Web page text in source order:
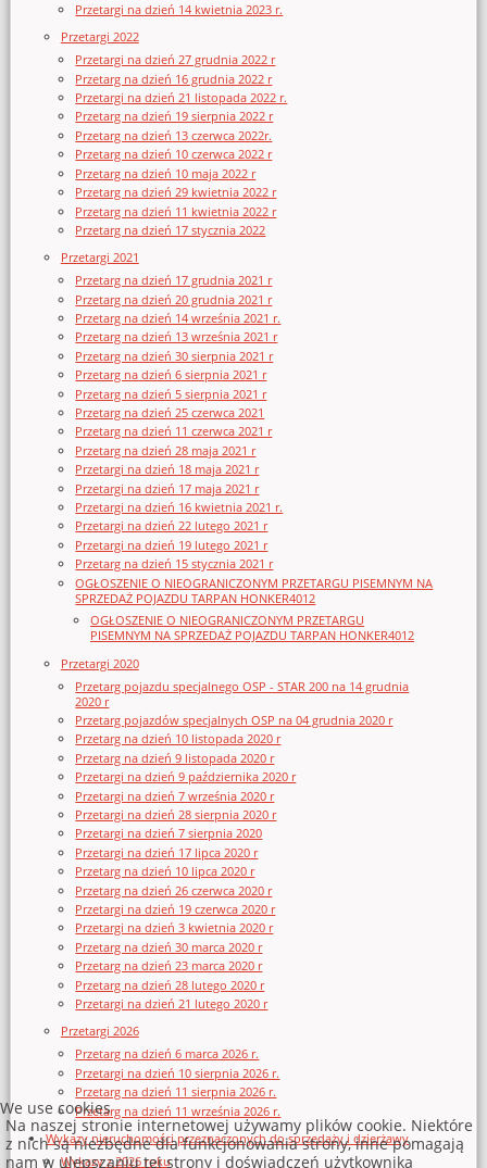
Przetargi na dzień 14 kwietnia 2023 r.
Przetargi 2022
Przetargi na dzień 27 grudnia 2022 r
Przetarg na dzień 16 grudnia 2022 r
Przetargi na dzień 21 listopada 2022 r.
Przetarg na dzień 19 sierpnia 2022 r
Przetarg na dzień 13 czerwca 2022r.
Przetarg na dzień 10 czerwca 2022 r
Przetarg na dzień 10 maja 2022 r
Przetarg na dzień 29 kwietnia 2022 r
Przetarg na dzień 11 kwietnia 2022 r
Przetarg na dzień 17 stycznia 2022
Przetargi 2021
Przetarg na dzień 17 grudnia 2021 r
Przetarg na dzień 20 grudnia 2021 r
Przetarg na dzień 14 września 2021 r.
Przetarg na dzień 13 września 2021 r
Przetarg na dzień 30 sierpnia 2021 r
Przetarg na dzień 6 sierpnia 2021 r
Przetarg na dzień 5 sierpnia 2021 r
Przetarg na dzień 25 czerwca 2021
Przetarg na dzień 11 czerwca 2021 r
Przetarg na dzień 28 maja 2021 r
Przetargi na dzień 18 maja 2021 r
Przetargi na dzień 17 maja 2021 r
Przetargi na dzień 16 kwietnia 2021 r.
Przetargi na dzień 22 lutego 2021 r
Przetargi na dzień 19 lutego 2021 r
Przetarg na dzień 15 stycznia 2021 r
OGŁOSZENIE O NIEOGRANICZONYM PRZETARGU PISEMNYM NA
SPRZEDAŻ POJAZDU TARPAN HONKER4012
OGŁOSZENIE O NIEOGRANICZONYM PRZETARGU
PISEMNYM NA SPRZEDAŻ POJAZDU TARPAN HONKER4012
Przetargi 2020
Przetarg pojazdu specjalnego OSP - STAR 200 na 14 grudnia
2020 r
Przetarg pojazdów specjalnych OSP na 04 grudnia 2020 r
Przetarg na dzień 10 listopada 2020 r
Przetarg na dzień 9 listopada 2020 r
Przetargi na dzień 9 października 2020 r
Przetargi na dzień 7 września 2020 r
Przetargi na dzień 28 sierpnia 2020 r
Przetargi na dzień 7 sierpnia 2020
Przetargi na dzień 17 lipca 2020 r
Przetarg na dzień 10 lipca 2020 r
Przetarg na dzień 26 czerwca 2020 r
Przetargi na dzień 19 czerwca 2020 r
Przetargi na dzień 3 kwietnia 2020 r
Przetarg na dzień 30 marca 2020 r
Przetarg na dzień 23 marca 2020 r
Przetarg na dzień 28 lutego 2020 r
Przetargi na dzień 21 lutego 2020 r
Przetargi 2026
Przetarg na dzień 6 marca 2026 r.
Przetargi na dzień 10 sierpnia 2026 r.
Przetarg na dzień 11 sierpnia 2026 r.
Przetarg na dzień 11 września 2026 r.
Wykazy nieruchomości przeznaczonych do sprzedaży i dzierżawy
Wykazy z 2026 roku
We use cookies
Na naszej stronie internetowej używamy plików cookie. Niektóre
z nich są niezbędne dla funkcjonowania strony, inne pomagają
nam w ulepszaniu tej strony i doświadczeń użytkownika